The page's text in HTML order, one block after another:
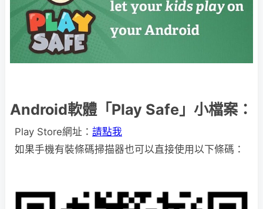
Android軟體「Play Safe」小檔案：
Play Store網址： 請點我
如果手機有裝條碼掃描器也可以直接使用以下條碼：